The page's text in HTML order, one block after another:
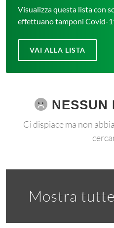
Visualizza questa lista con
effettuano tamponi Covid-
VAI ALLA LISTA
NESSUN
Ci dispiace ma non
Mostra